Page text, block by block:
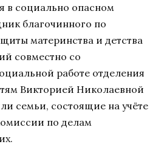
в социально опасном
благочинного по
материнства и детства
совместно со
работе отделения
Викторией Николаевной
семьи, состоящие на учёте
по делам